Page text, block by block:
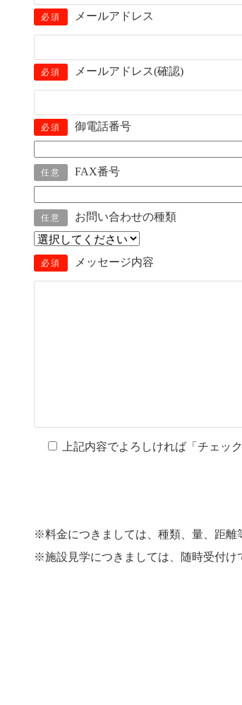
必須 メールアドレス
必須 メールアドレス(確認)
必須 御電話番号
任意 FAX番号
任意 お問い合わせの種類
必須 メッセージ内容
上記内容でよろしければ「チェッ
※料金につきましては、種類、量、距離
※施設見学につきましては、随時受付け